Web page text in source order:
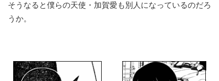
そうなると僕らの天使・加賀愛も別人になっているのだろ
うか。